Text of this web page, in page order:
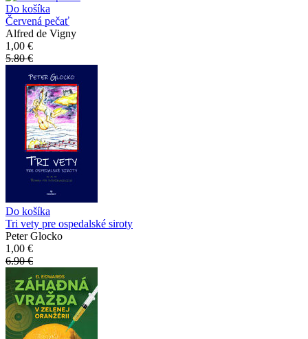
Do košíka
Červená pečať
Alfred de Vigny
1,00 €
5.80 €
Do košíka
Tri vety pre ospedalské siroty
Peter Glocko
1,00 €
6.90 €